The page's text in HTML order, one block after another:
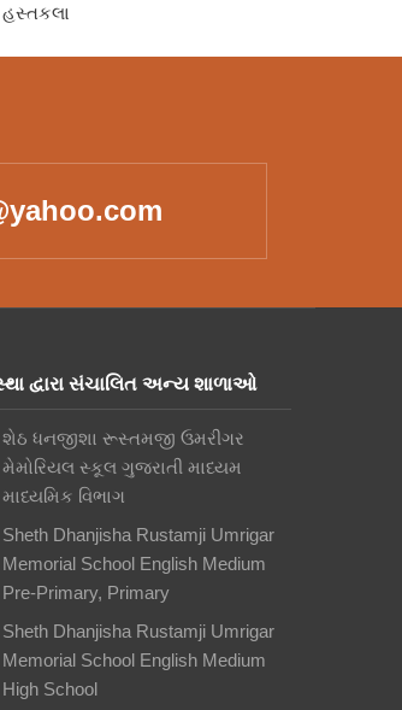
હસ્તકલા
દ્વારા સંચાલિત અન્ય શાળાઓ
શેઠ ધનજીશા રૂસ્તમજી ઉમરીગર
મેમોરિયલ સ્કૂલ ગુજરાતી માધ્યમ
માધ્યમિક વિભાગ
Sheth Dhanjisha Rustamji Umrigar
Memorial School English Medium
Pre-Primary, Primary
Sheth Dhanjisha Rustamji Umrigar
Memorial School English Medium
High School